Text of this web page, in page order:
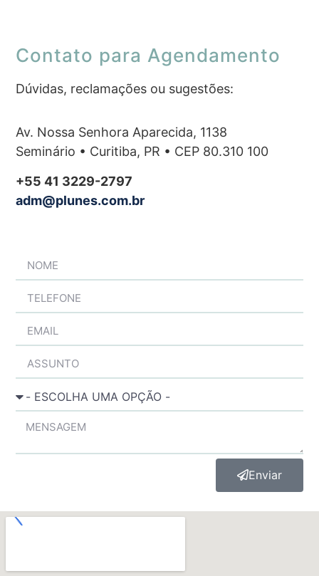
Contato para Agendamento
Dúvidas, reclamações ou sugestões:
Av. Nossa Senhora Aparecida, 1138
Seminário • Curitiba, PR • CEP 80.310 100
+55 41 3229-2797
adm@plunes.com.br
Enviar